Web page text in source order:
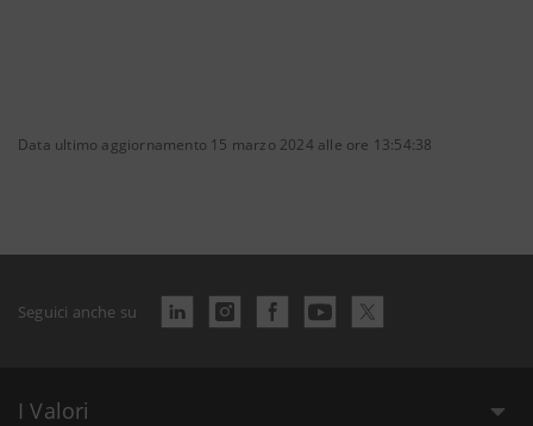
Data ultimo aggiornamento 15 marzo 2024 alle ore 13:54:38
Seguici anche su
I Valori